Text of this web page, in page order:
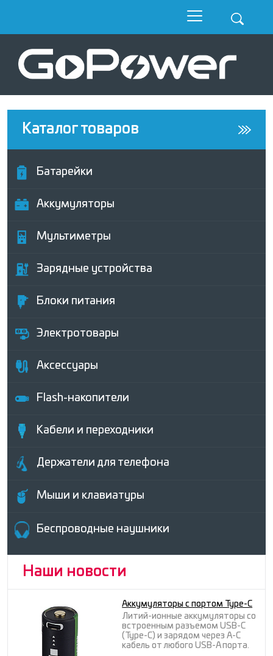
Каталог товаров
Батарейки
Аккумуляторы
Мультиметры
Зарядные устройства
Блоки питания
Электротовары
Аксессуары
Flash-накопители
Кабели и переходники
Держатели для телефона
Мыши и клавиатуры
Беcпроводные наушники
Наши новости
Аккумуляторы с портом Type-C
Литий-ионные аккумуляторы со
встроенным разъемом USB-C
(Type-C) и зарядом через A-C
кабель от любого USB-A порта.